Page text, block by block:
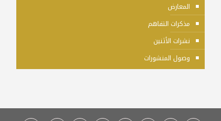
المعارض
مذكرات التفاهم
نشرات الأثنين
وصول المنشورات